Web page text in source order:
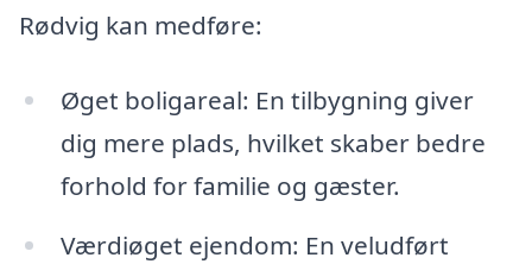
Rødvig kan medføre:
Øget boligareal: En tilbygning giver
dig mere plads, hvilket skaber bedre
forhold for familie og gæster.
Værdiøget ejendom: En veludført